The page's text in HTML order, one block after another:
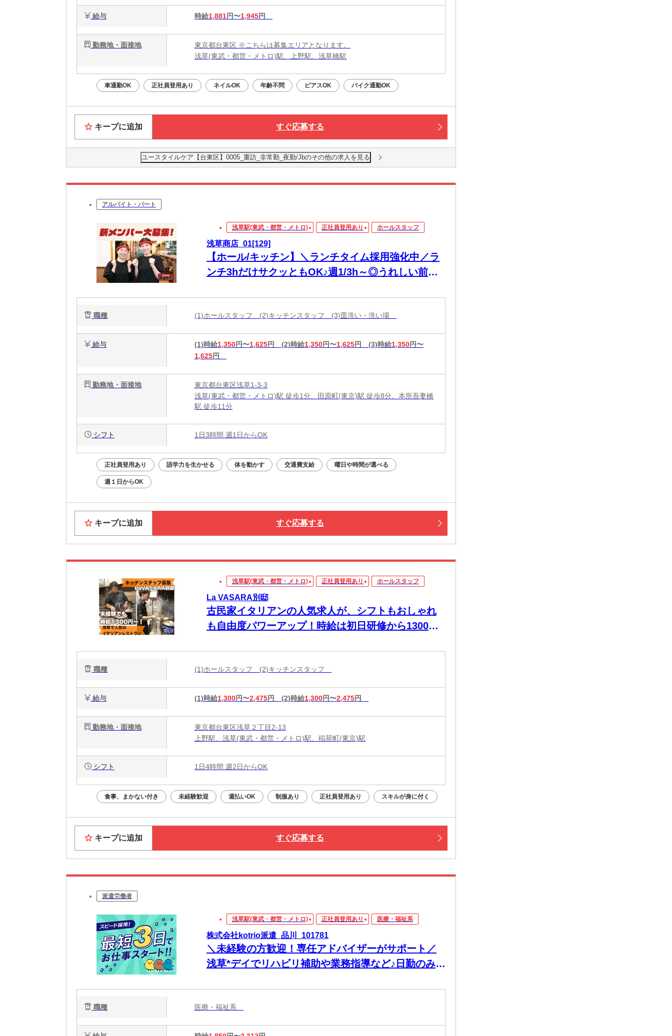
給与 時給1,881円〜1,945円
勤務地・面接地
東京都台東区 ※こちらは募集エリアとなります。
浅草(東武・都営・メトロ)駅、上野駅、浅草橋駅
車通勤OK 正社員登用あり ネイルOK 年齢不問 ピアスOK バイク通勤OK
キープに追加 すぐ応募する
ユースタイルケア【台東区】0005_重訪_非常勤_夜勤/Jbのその他の求人を見る
アルバイト・パート
浅草駅(東武・都営・メトロ) 正社員登用あり ホールスタッフ
浅草商店_01[129]
【ホール/キッチン】＼ランチタイム採用強化中／ラ
ンチ3hだけサクッともOK♪週1/3h～◎うれしい前払
職種 (1)ホールスタッフ (2)キッチンスタッフ (3)皿洗い・洗い場
給与 (1)時給1,350円〜1,625円 (2)時給1,350円〜1,625円 (3)時給1,350円〜
1,625円
勤務地・面接地
東京都台東区浅草1-3-3
浅草(東武・都営・メトロ)駅 徒歩1分、田原町(東京)駅 徒歩8分、本所吾妻橋
駅 徒歩11分
シフト 1日3時間 週1日からOK
正社員登用あり 語学力を生かせる 体を動かす 交通費支給 曜日や時間が選べる
週１日からOK
キープに追加 すぐ応募する
浅草駅(東武・都営・メトロ) 正社員登用あり ホールスタッフ
La VASARA別邸
古民家イタリアンの人気求人が、シフトもおしゃれ
も自由度パワーアップ！時給は初日研修から1300円
職種 (1)ホールスタッフ (2)キッチンスタッフ
給与 (1)時給1,300円〜2,475円 (2)時給1,300円〜2,475円
勤務地・面接地
東京都台東区浅草２丁目2-13
上野駅、浅草(東武・都営・メトロ)駅、稲荷町(東京)駅
シフト 1日4時間 週2日からOK
食事、まかない付き 未経験歓迎 週払いOK 制服あり 正社員登用あり スキルが身に付く
キープに追加 すぐ応募する
派遣労働者
浅草駅(東武・都営・メトロ) 正社員登用あり 医療・福祉系
株式会社kotrio派遣_品川_101781
＼未経験の方歓迎！専任アドバイザーがサポート／
浅草*デイでリハビリ補助や業務指導など♪日勤のみ
職種 医療・福祉系